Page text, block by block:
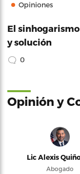
Opiniones
El
y solución
0
Opinión y
Lic Alexis
Abogado